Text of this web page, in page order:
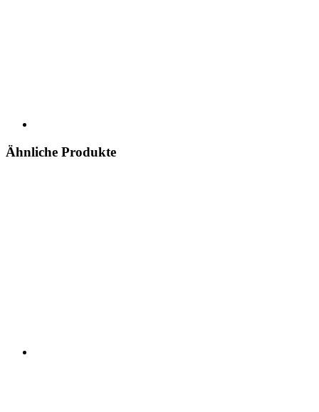
Ähnliche Produkte